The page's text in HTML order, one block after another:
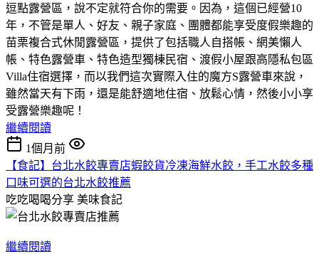
逗點露營區，說不定就符合你的需要。因為，這個已經營10
年，不管是單人、好友、親子家庭、團體都能享受度假樂趣的
苗栗複合式休閒露營區，提供了包括職人自搭帳、網美懶人
帳、特色露營車、特色造型獨棟民宿、渡假小屋跟高隱私包區
Villa住宿選擇，而以我們這次實際入住的魔方S露營車來說，
雖然當天有下雨，還是能舒適地住宿、放鬆心情，然後小小享
受露營樂趣呢！
繼續閱讀
1個月前
【食記】台北水餃專賣店蝦餃貨冷凍海鮮水餃，手工水餃多種
口味可選的台北水餃推薦
吃吃喝喝分享 美味食記
繼續閱讀